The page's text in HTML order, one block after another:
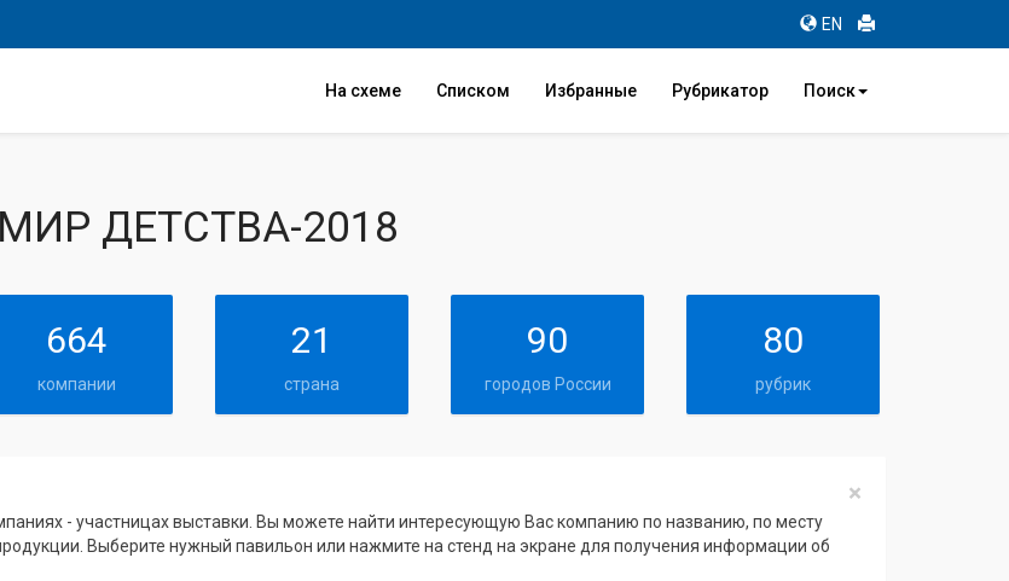
EN
На схеме Списком Избранные Рубрикатор Поиск
МИР ДЕТСТВА-2018
664
компании
21
страна
90
городов России
80
рубрик
×
- участницах выставки. Вы можете найти интересующую Вас компанию по названию, по месту
Выберите нужный павильон или нажмите на стенд на экране для получения информации об